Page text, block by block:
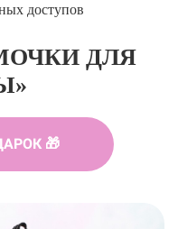
доступов
ДЛЯ
🎁